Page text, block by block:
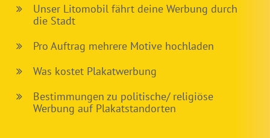
Unser Litomobil fährt deine Werbung durch
die Stadt
Pro Auftrag mehrere Motive hochladen
Was kostet Plakatwerbung
Bestimmungen zu politische/ religiöse
Werbung auf Plakatstandorten